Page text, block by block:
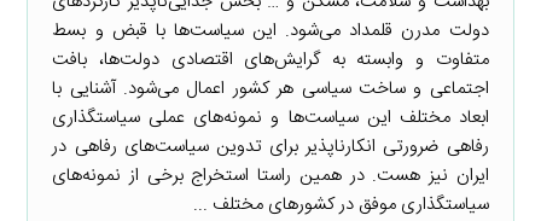
دولت مدرن قلمداد می‌شود. این سیاست‌ها با قبض و بسط
متفاوت و وابسته به گرایش‌های اقتصادی دولت‌ها، بافت
اجتماعی و ساخت سیاسی هر کشور اعمال می‌شود. آشنایی با
ابعاد مختلف این سیاست‌ها و نمونه‌های عملی سیاستگذاری
رفاهی ضرورتی انکارناپذیر برای تدوین سیاست‌های رفاهی در
ایران نیز هست. در همین راستا استخراج برخی از نمونه‌های
سیاستگذاری موفق در کشورهای مختلف ...